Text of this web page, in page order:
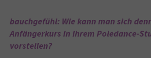
bauchgefühl: Wie kann man sich
Anfängerkurs in Ihrem Poledance-
vorstellen?